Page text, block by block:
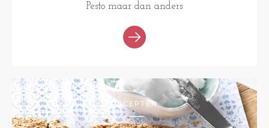
Pesto maar dan anders
RECEPTEN